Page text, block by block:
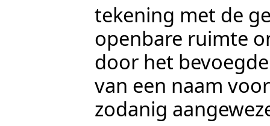
tekening met de
openbare ruimte
door het
van een naam
zodanig